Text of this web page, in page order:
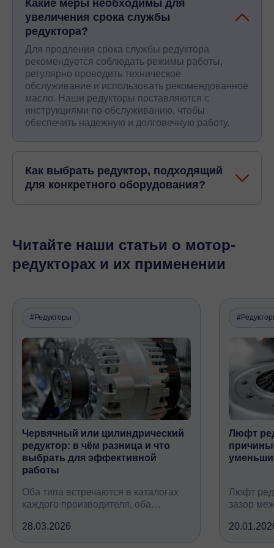
Какие меры необходимы для
увеличения срока службы
редуктора?
Для продления срока службы редуктора
рекомендуется соблюдать режимы работы,
регулярно проводить техническое
обслуживание и использовать рекомендованное
масло. Наши редукторы поставляются с
инструкциями по обслуживанию, чтобы
обеспечить надежную и долговечную работу.
Как выбрать редуктор, подходящий
для конкретного оборудования?
Читайте наши статьи о мотор-
редукторах и их применении
#Редукторы
Червячный или цилиндрический
редуктор: в чём разница и что
выбрать для эффективной
работы
Оба типа встречаются в каталогах
каждого производителя, оба
крутящий момент, но устроены
принципиально по-разному, при
28.03.2026
Люфт
Люфт
зазор
всех